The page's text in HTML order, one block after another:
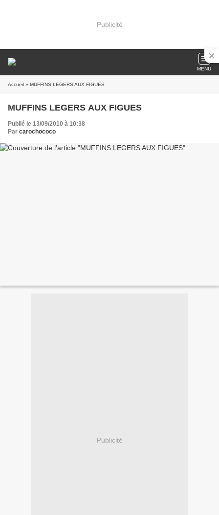
Publicité
MENU
Accueil » MUFFINS LEGERS AUX FIGUES
MUFFINS LEGERS AUX FIGUES
Publié le 13/09/2010 à 10:38
Par carochococo
Publicité